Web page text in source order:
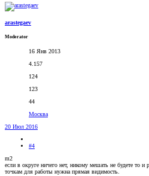
arastegaev
Moderator
16 Янв 2013
4.157
124
123
44
Москва
20 Июл 2016
#4
m2
если в округе ничего нет, никому мешать не будете то и
точкам для работы нужна прямая видимость.